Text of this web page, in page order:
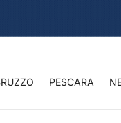
PESCARA